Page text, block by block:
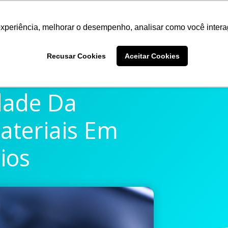
melhorar o desempenho, analisar como você
Recusar Cookies Aceitar Cookies
Da
Em